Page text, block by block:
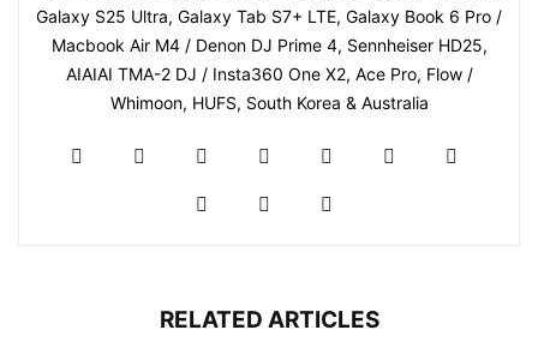
Galaxy S25 Ultra, Galaxy Tab S7+ LTE, Galaxy Book 6 Pro /
Macbook Air M4 / Denon DJ Prime 4, Sennheiser HD25,
AIAIAI TMA-2 DJ / Insta360 One X2, Ace Pro, Flow /
Whimoon, HUFS, South Korea & Australia
RELATED ARTICLES